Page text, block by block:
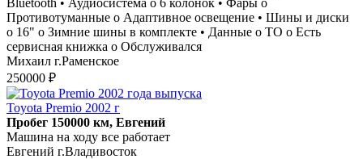
Противотуманные o Адаптивное освещение • Шины и диски
o 16" o Зимние шины в комплекте • Данные о ТО o Есть
сервисная книжка o Обслуживался
Михаил г.Раменское
250000 ₽
Toyota Premio 2002 г
Пробег 150000 км, Евгений
Машина на ходу все работает
Евгений г.Владивосток